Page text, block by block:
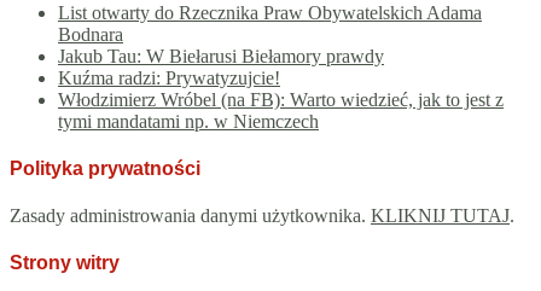
List otwarty do Rzecznika Praw Obywatelskich Adama
Bodnara
Jakub Tau: W Biełarusi Biełamory prawdy
Kuźma radzi: Prywatyzujcie!
Włodzimierz Wróbel (na FB): Warto wiedzieć, jak to jest z
tymi mandatami np. w Niemczech
Polityka prywatności
Zasady administrowania danymi użytkownika. KLIKNIJ TUTAJ.
Strony witry